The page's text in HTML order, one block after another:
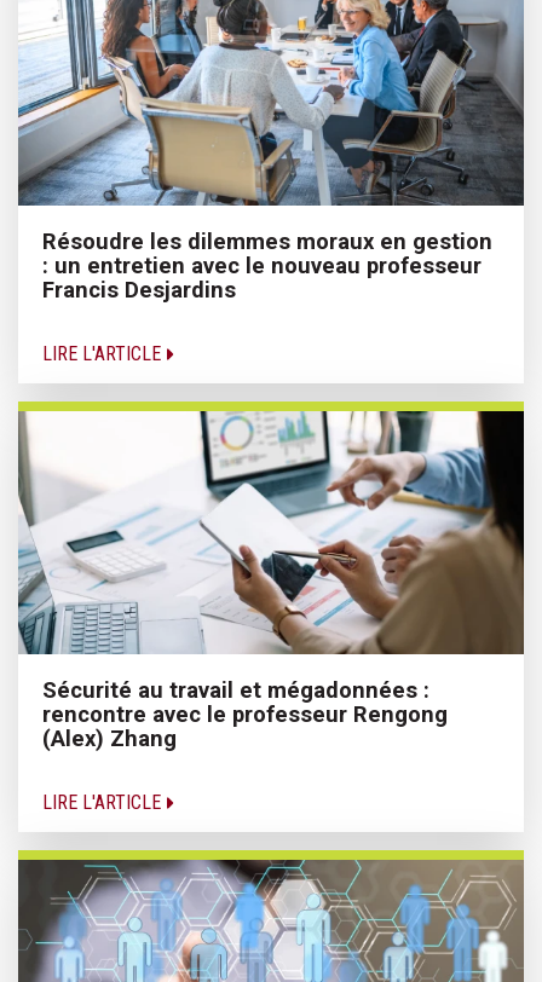
Résoudre les dilemmes moraux en gestion
: un entretien avec le nouveau professeur
Francis Desjardins
LIRE L'ARTICLE
Sécurité au travail et mégadonnées :
rencontre avec le professeur Rengong
(Alex) Zhang
LIRE L'ARTICLE